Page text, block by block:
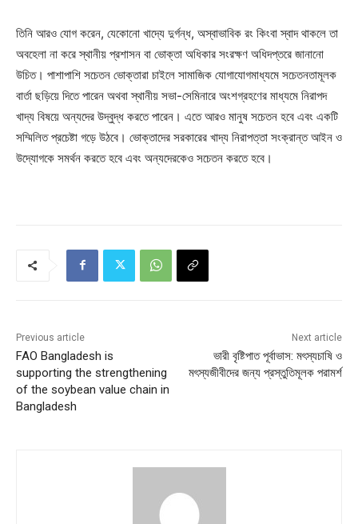
তিনি আরও যোগ করেন, যেকোনো খাদ্যে দুর্গন্ধ, অস্বাভাবিক রং কিংবা স্বাদ থাকলে তা
অবহেলা না করে স্থানীয় প্রশাসন বা ভোক্তা অধিকার সংরক্ষণ অধিদপ্তরে জানানো
উচিত। পাশাপাশি সচেতন ভোক্তারা চাইলে সামাজিক যোগাযোগমাধ্যমে সচেতনতামূলক
বার্তা ছড়িয়ে দিতে পারেন অথবা স্থানীয় সভা-সেমিনারে অংশগ্রহণের মাধ্যমে নিরাপদ
খাদ্য বিষয়ে অন্যদের উদ্বুদ্ধ করতে পারেন। এতে আরও মানুষ সচেতন হবে এবং একটি
সম্মিলিত প্রচেষ্টা গড়ে উঠবে। ভোক্তাদের সরকারের খাদ্য নিরাপত্তা সংক্রান্ত আইন ও
উদ্যোগকে সমর্থন করতে হবে এবং অন্যদেরকেও সচেতন করতে হবে।
Previous article
FAO Bangladesh is
supporting the strengthening
of the soybean value chain in
Bangladesh
Next article
ভারী বৃষ্টিপাত পূর্বাভাস: মৎস্যচাষি ও
মৎস্যজীবীদের জন্য প্রস্তুতিমূলক পরামর্শ